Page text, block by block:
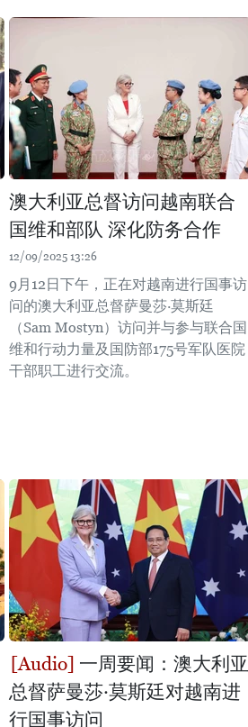
澳大利亚总督访问越南联合
国维和部队 深化防务合作
12/09/2025 13:26
9月12日下午，正在对越南进行国事访
问的澳大利亚总督萨曼莎·莫斯廷
（Sam Mostyn）访问并与参与联合国
维和行动力量及国防部175号军队医院
干部职工进行交流。
一周要闻：澳大利亚
总督萨曼莎·莫斯廷对越南进
行国事访问